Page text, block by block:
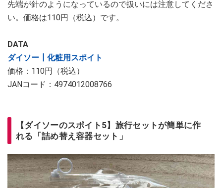
先端が針のようになっているので扱いには注意してくださ
い。価格は110円（税込）です。
DATA
ダイソー┃化粧用スポイト
価格：110円（税込）
JANコード：4974012008766
【ダイソーのスポイト5】旅行セットが簡単に作
れる「詰め替え容器セット」